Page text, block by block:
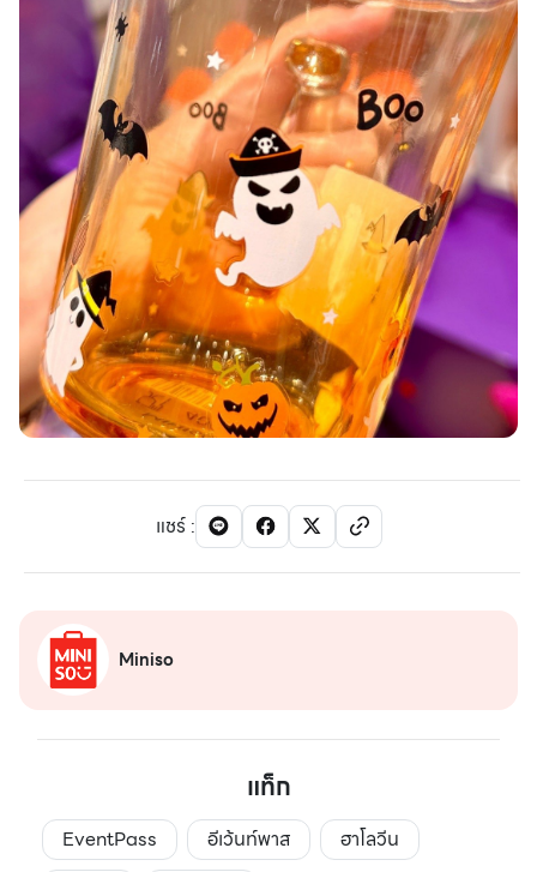
แชร์:
Miniso
แท็ก
EventPass อีเว้นท์พาส
ฮาโลวีน